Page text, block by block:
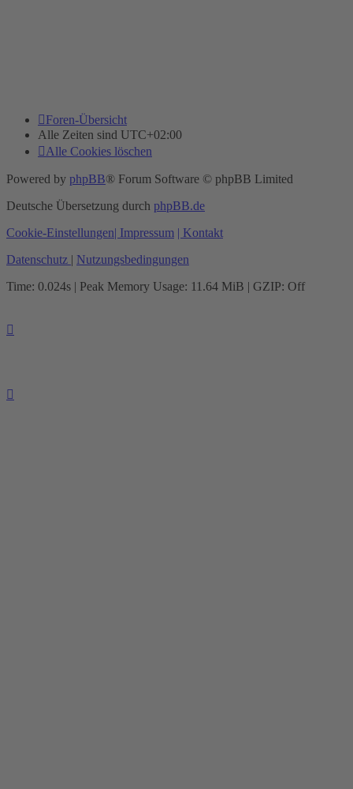
Foren-Übersicht
Alle Zeiten sind UTC+02:00
Alle Cookies löschen
Powered by phpBB® Forum Software © phpBB Limited
Deutsche Übersetzung durch phpBB.de
Cookie-Einstellungen| Impressum | Kontakt
Datenschutz | Nutzungsbedingungen
Time: 0.024s | Peak Memory Usage: 11.64 MiB | GZIP: Off